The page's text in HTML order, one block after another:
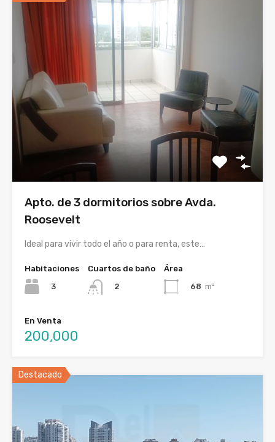
Apto. de 3 dormitorios sobre Avda.
Roosevelt
Ideal para vivir todo el año o para renta, este…
Habitaciones
3
Cuartos de baño
2
Área
68 m²
En Venta
200,000
Destacado